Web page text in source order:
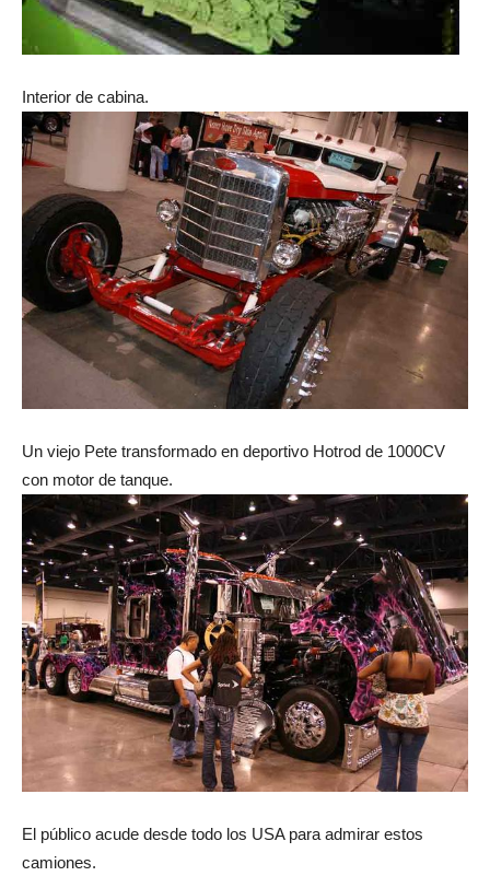
Interior de cabina.
Un viejo Pete transformado en deportivo Hotrod de 1000CV
con motor de tanque.
El público acude desde todo los USA para admirar estos
camiones.